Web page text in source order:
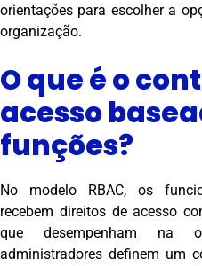
orientações para escolher a
organização.
O que é o
acesso
funções?
No modelo RBAC, os
recebem direitos de acesso
que desempenham na
administradores definem um